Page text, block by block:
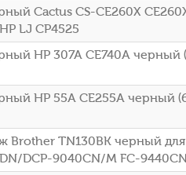
Cactus CS-CE260X
LJ CP4525
HP 307A CE740A черный
HP 55A CE255A черный
Brother TN130BK черный
DCP-9040CN/M FC-